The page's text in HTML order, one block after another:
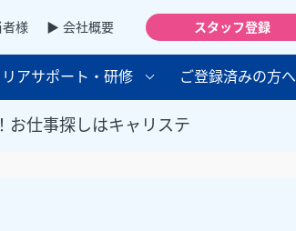
様 ▶ 会社概要 スタッフ登録
アサポート・研修 ご登録済みの方へ
お仕事探しはキャリステ